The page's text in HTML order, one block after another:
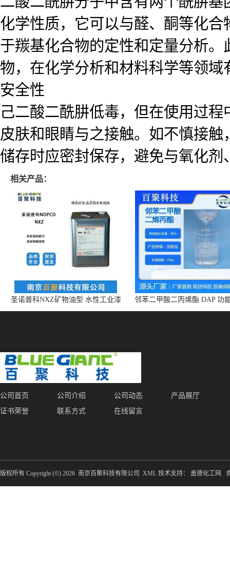
化学性质，它可以与醛、酮等化
于羰基化合物的定性和定量分析
物，在化学分析和材料科学等领域
安全性
己二酸二酰肼低毒，但在使用过
皮肤和眼睛与之接触。如不慎接
储存时应密封保存，避免与氧化剂
相关产品：
圣诺普科NXZ矿物油型 水性工业漆
消泡剂 持久抑泡 现货
邻苯二甲酸二丙烯酯 DAP 功
体 增塑剂 CAS:131-17-9
公司首页 公司介绍 公司动态
产品展厅
证书荣誉
联系方式 在线留言
版权所有 Copyright (©) 2026 南京百聚科技有限公司 XML 技术支持： 盖德化工网